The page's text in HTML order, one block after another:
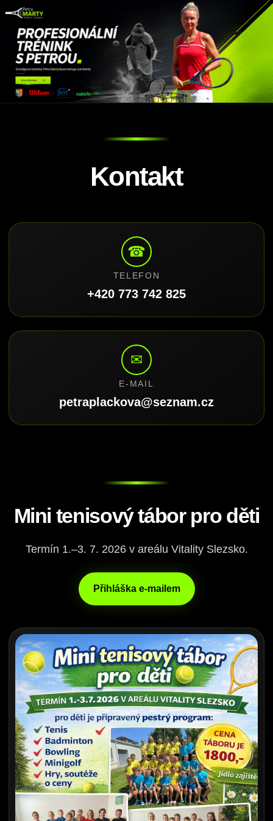
Kontakt
☎
TELEFON
+420 773 742 825
✉
E-MAIL
petraplackova@seznam.cz
Mini tenisový tábor pro děti
Termín 1.–3. 7. 2026 v areálu Vitality Slezsko.
Přihláška e-mailem